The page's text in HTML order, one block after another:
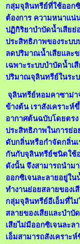
กลุ่มจุลินทรีย์ที่ใช้ออก
ต้องการ ความหนาแน่
ปฏิกิริยาบำบัดน้ำเสียย่
ประสิทธิภาพของระบ
ลดปริมาณน้ำเสียและข
เฉพาะระบบบำบัดน้ำเ
ปริมาณจุลินทรีย์ในระ
จุลินทรีย์หอมคาซาม่
ข้างต้น เราสังเคราะ
อากาศต้นฉบับโดยตร
ประสิทธิภาพในการย่อ
ดับกลิ่นหรือกำจัดกลิ่น
กันกับจุลินทรีย์ชนิดใช้
ดังนั้น จึงสามารถนำม
ออกซิเจนละลายอยู่ใ
ทำงานย่อยสลายของเ
กลุ่มจุลินทรีย์อีเอ็มที่ไม่
สลายของเสียและบำบั
เสียไม่มีออกซิเจนละล
เอ็มสามารถสังเคราะ